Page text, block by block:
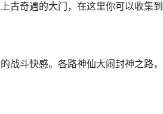
古奇遇的大门，在这里你可以收集
战斗快感。各路神仙大闹封神之路，